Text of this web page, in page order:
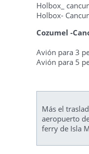
Holbox_
Holbox-
Cozumel -
Avión para 3
Avión para 5
Más el
aeropuerto
ferry de Isla